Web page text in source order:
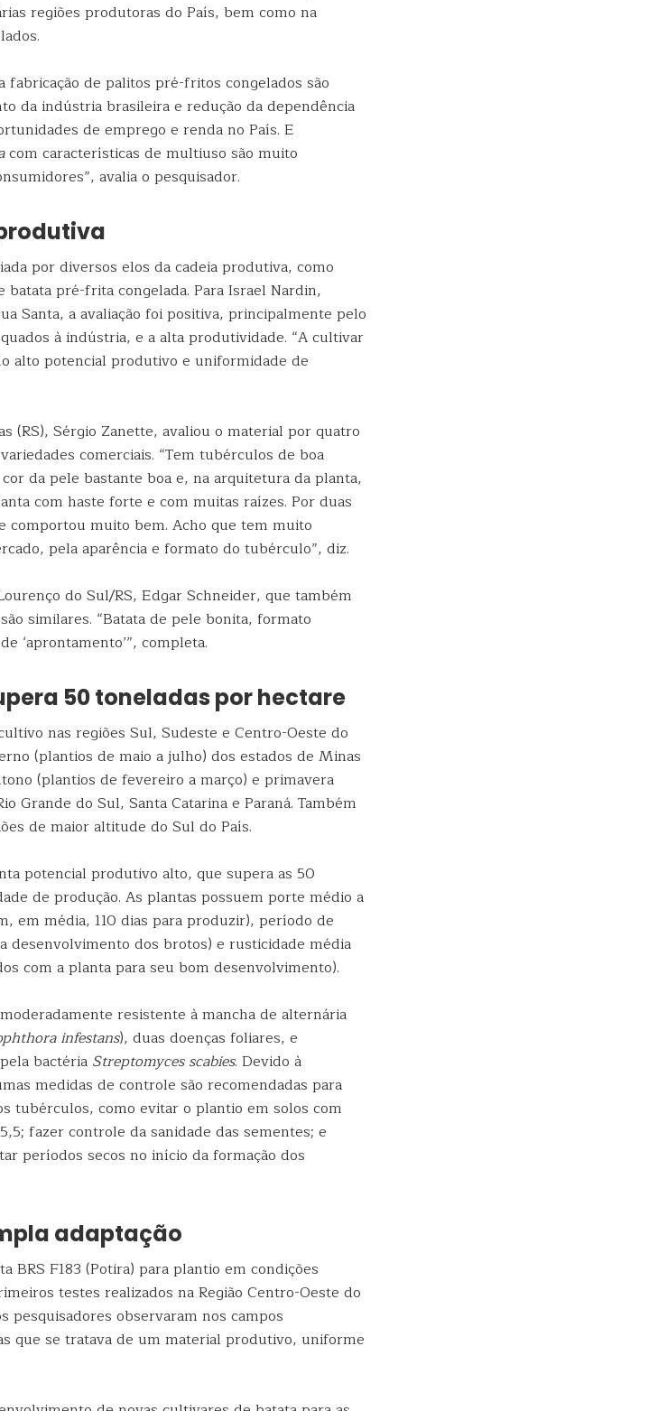
regiões produtoras do País, bem como na
fabricação de palitos pré-fritos congelados são
da indústria brasileira e redução da dependência
de emprego e renda no País. E
com características de multiuso são muito
avalia o pesquisador.
por diversos elos da cadeia produtiva, como
batata pré-frita congelada. Para Israel Nardin,
Santa, a avaliação foi positiva, principalmente pelo
à indústria, e a alta produtividade. “A cultivar
alto potencial produtivo e uniformidade de
(RS), Sérgio Zanette, avaliou o material por quatro
comerciais. “Tem tubérculos de boa
da pele bastante boa e, na arquitetura da planta,
com haste forte e com muitas raízes. Por duas
comportou muito bem. Acho que tem muito
pela aparência e formato do tubérculo”, diz.
do Sul/RS, Edgar Schneider, que também
similares. “Batata de pele bonita, formato
‘aprontamento’”, completa.
50 toneladas por hectare
nas regiões Sul, Sudeste e Centro-Oeste do
(plantios de maio a julho) dos estados de Minas
(plantios de fevereiro a março) e primavera
Grande do Sul, Santa Catarina e Paraná. Também
de maior altitude do Sul do País.
potencial produtivo alto, que supera as 50
de produção. As plantas possuem porte médio a
em média, 110 dias para produzir), período de
desenvolvimento dos brotos) e rusticidade média
com a planta para seu bom desenvolvimento).
resistente à mancha de alternária
infestans), duas doenças foliares, e
bactéria Streptomyces scabies. Devido à
medidas de controle são recomendadas para
tubérculos, como evitar o plantio em solos com
fazer controle da sanidade das sementes; e
períodos secos no início da formação dos
adaptação
BRS F183 (Potira) para plantio em condições
testes realizados na Região Centro-Oeste do
pesquisadores observaram nos campos
que se tratava de um material produtivo, uniforme